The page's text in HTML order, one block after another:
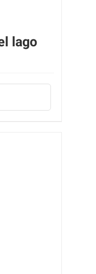
lago